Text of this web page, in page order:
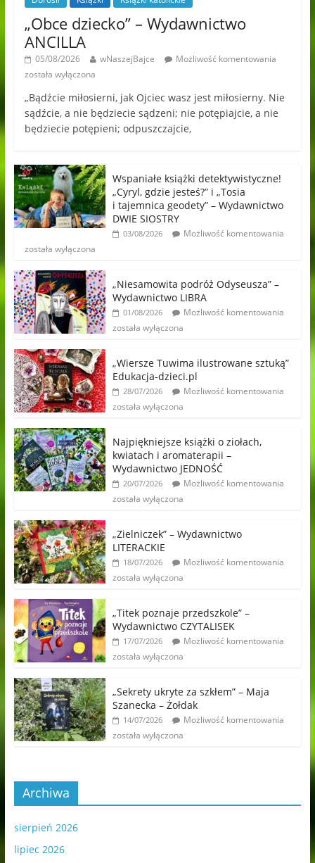
„Obce dziecko” – Wydawnictwo
ANCILLA
05/08/2026 wNaszejBajce
Możliwość komentowania
została wyłączona
„Bądźcie miłosierni, jak Ojciec wasz jest miłosierny. Nie
sądźcie, a nie będziecie sądzeni; nie potępiajcie, a nie
będziecie potępieni; odpuszczajcie,
Wspaniałe książki detektywistyczne!
„Cyryl, gdzie jesteś?” i „Tosia
i tajemnica geodety” – Wydawnictwo
DWIE SIOSTRY
03/08/2026
Możliwość komentowania
została wyłączona
„Niesamowita podróż Odyseusza” –
Wydawnictwo LIBRA
01/08/2026
Możliwość komentowania
została wyłączona
„Wiersze Tuwima ilustrowane sztuką”
Edukacja-dzieci.pl
28/07/2026
Możliwość komentowania
została wyłączona
Najpiękniejsze książki o ziołach,
kwiatach i aromaterapii –
Wydawnictwo JEDNOŚĆ
20/07/2026
Możliwość komentowania
została wyłączona
„Zielniczek” – Wydawnictwo
LITERACKIE
18/07/2026
Możliwość komentowania
została wyłączona
„Titek poznaje przedszkole” –
Wydawnictwo CZYTALISEK
17/07/2026
Możliwość komentowania
została wyłączona
„Sekrety ukryte za szkłem” – Maja
Szanecka – Żołdak
14/07/2026
Możliwość komentowania
została wyłączona
Archiwa
sierpień 2026
lipiec 2026